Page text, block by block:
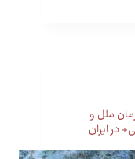
ملل و
در ایران